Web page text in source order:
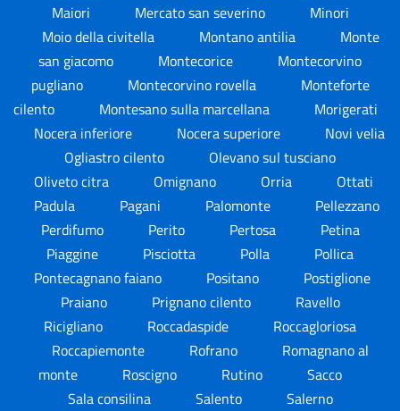
Maiori
Mercato san severino
Minori
Moio della civitella
Montano antilia
Monte
san giacomo
Montecorice
Montecorvino
pugliano
Montecorvino rovella
Monteforte
cilento
Montesano sulla marcellana
Morigerati
Nocera inferiore
Nocera superiore
Novi velia
Ogliastro cilento
Olevano sul tusciano
Oliveto citra
Omignano Orria
Ottati
Padula
Pagani Palomonte
Pellezzano
Perdifumo
Perito Pertosa
Petina
Piaggine
Pisciotta Polla
Pollica
Pontecagnano faiano
Positano
Postiglione
Praiano
Prignano cilento
Ravello
Ricigliano
Roccadaspide
Roccagloriosa
Roccapiemonte
Rofrano
Romagnano al
monte
Roscigno Rutino
Sacco
Sala consilina
Salento
Salerno